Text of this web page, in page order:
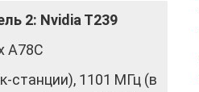
2: Nvidia T239
A78C
станции), 1101 МГц (в